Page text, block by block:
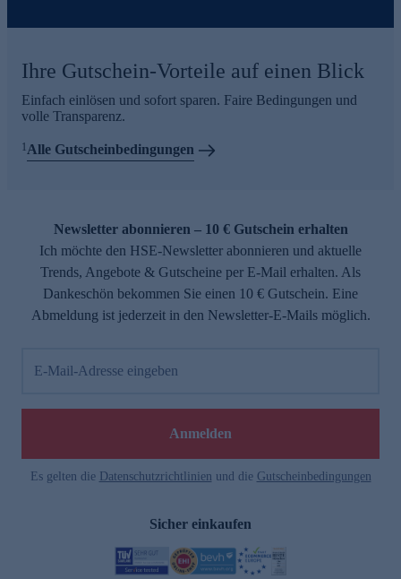
Ihre Gutschein-Vorteile auf einen Blick
Einfach einlösen und sofort sparen. Faire Bedingungen und
volle Transparenz.
1 Alle Gutscheinbedingungen
Newsletter abonnieren – 10 € Gutschein erhalten
Ich möchte den HSE-Newsletter abonnieren und aktuelle
Trends, Angebote & Gutscheine per E-Mail erhalten. Als
Dankeschön bekommen Sie einen 10 € Gutschein. Eine
Abmeldung ist jederzeit in den Newsletter-E-Mails möglich.
E-Mail-Adresse eingeben
Anmelden
Es gelten die Datenschutzrichtlinien und die Gutscheinbedingungen
Sicher einkaufen